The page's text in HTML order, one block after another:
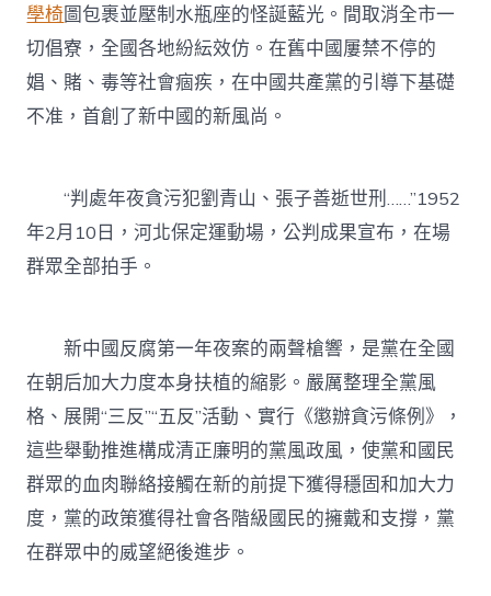
學椅圖包裹並壓制水瓶座的怪誕藍光。間取消全市一
切倡寮，全國各地紛紜效仿。在舊中國屢禁不停的
娼、賭、毒等社會痼疾，在中國共產黨的引導下基礎
不准，首創了新中國的新風尚。
“判處年夜貪污犯劉青山、張子善逝世刑……”1952
年2月10日，河北保定運動場，公判成果宣布，在場
群眾全部拍手。
新中國反腐第一年夜案的兩聲槍響，是黨在全國
在朝后加大力度本身扶植的縮影。嚴厲整理全黨風
格、展開“三反”“五反”活動、實行《懲辦貪污條例》，
這些舉動推進構成清正廉明的黨風政風，使黨和國民
群眾的血肉聯絡接觸在新的前提下獲得穩固和加大力
度，黨的政策獲得社會各階級國民的擁戴和支撐，黨
在群眾中的威望絕後進步。